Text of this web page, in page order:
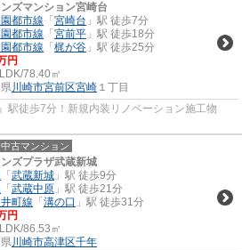
ズマンション宮崎台
都市線 「 宮崎台 」駅 徒歩7分
都市線 「 宮前平 」駅 徒歩18分
都市線 「 梶が谷 」駅 徒歩25分
円
78.40㎡
川崎市宮前区宮崎 １丁目
駅徒歩7分！新規内装リノベーション施工物
古マンション
ズプラザ武蔵新城
「 武蔵新城 」駅 徒歩9分
「 武蔵中原 」駅 徒歩21分
町線 「 溝の口 」駅 徒歩31分
円
86.53㎡
川崎市高津区千年